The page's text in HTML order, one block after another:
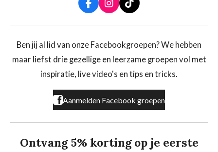
F
a
c
b
o
k
I
n
s
a
r
a
T
i
k
o
Ben jij al lid van onze Facebookgroepen? We hebben
maar liefst drie gezellige en leerzame groepen vol met
inspiratie, live video's en tips en tricks.
Aanmelden Facebook groepen
Ontvang 5% korting op je eerste